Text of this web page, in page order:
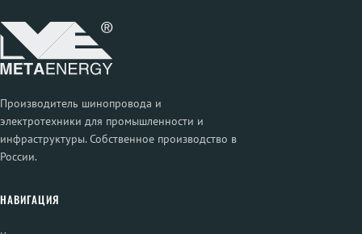
Производитель шинопровода и
электротехники для промышленности и
инфраструктуры. Собственное производство в
России.
НАВИГАЦИЯ